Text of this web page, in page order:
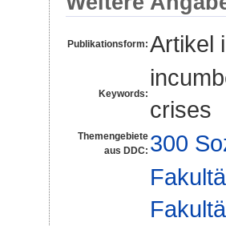
Publikationsform: Artikel
Keywords:
crises
Themengebiete
aus DDC: 300